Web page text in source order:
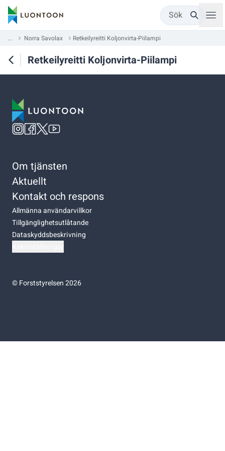
Sök
... Norra Savolax Retkeilyreitti Koljonvirta-Piilampi
Retkeilyreitti Koljonvirta-Piilampi
Om tjänsten
Aktuellt
Kontakt och respons
Allmänna användarvillkor
Tillgänglighetsutlåtande
Dataskyddsbeskrivning
©Forststyrelsen 2026